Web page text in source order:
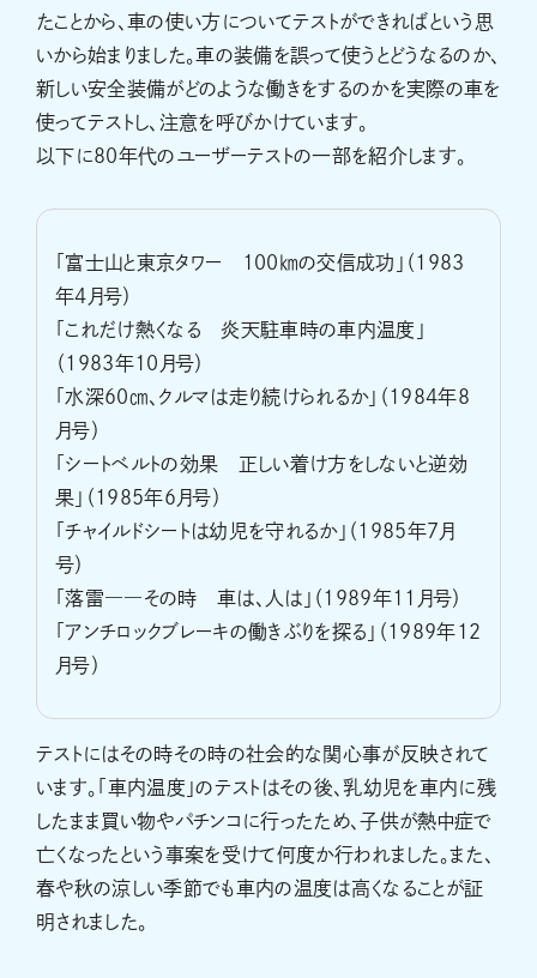
たことから、車の使い方についてテストができればという思
いから始まりました。車の装備を誤って使うとどうなるのか、
新しい安全装備がどのような働きをするのかを実際の車を
使ってテストし、注意を呼びかけています。
以下に80年代のユーザーテストの一部を紹介します。
「富士山と東京タワー 100㎞の交信成功」（1983
年4月号）
「これだけ熱くなる 炎天駐車時の車内温度」
（1983年10月号）
「水深60㎝、クルマは走り続けられるか」（1984年8
月号）
「シートベルトの効果 正しい着け方をしないと逆効
果」（1985年6月号）
「チャイルドシートは幼児を守れるか」（1985年7月
号）
「落雷――その時 車は、人は」（1989年11月号）
「アンチロックブレーキの働きぶりを探る」（1989年12
月号）
テストにはその時その時の社会的な関心事が反映されて
います。「車内温度」のテストはその後、乳幼児を車内に残
したまま買い物やパチンコに行ったため、子供が熱中症で
亡くなったという事案を受けて何度か行われました。また、
春や秋の涼しい季節でも車内の温度は高くなることが証
明されました。